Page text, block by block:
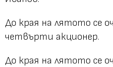
До края на лятото се
четвърти акционер.
До края на лятото се